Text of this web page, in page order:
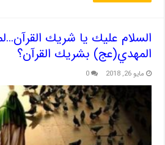
السلام عليك يا شريك
المهدي(عج) بشريك القرآن؟
مايو 26, 2018 0